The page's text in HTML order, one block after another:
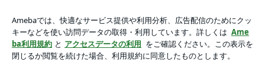
さん）なっきー
アプリをダウンロードして ブログの更新通知
を受け取りまし
ょう。
開く